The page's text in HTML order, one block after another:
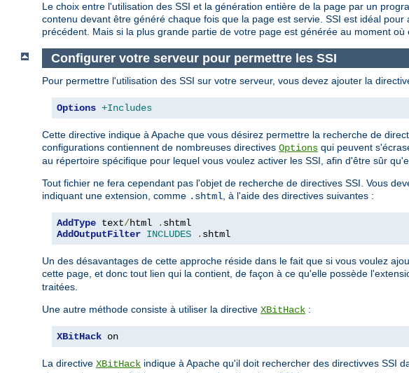
Le choix entre l'utilisation des SSI et la génération entière de la page par un
contenu devant être généré chaque fois que la page est servie. SSI est idéal
précédent. Mais si la plus grande partie de votre page est générée au moment
Configurer votre serveur pour permettre les SSI
Pour permettre l'utilisation des SSI sur votre serveur, vous devez ajouter la
Options +Includes
Cette directive indique à Apache que vous désirez permettre la recherche de
configurations contiennent de nombreuses directives Options qui peuvent
au répertoire spécifique pour lequel vous voulez activer les SSI, afin d'être sûr
Tout fichier ne fera cependant pas l'objet de recherche de directives SSI. Vous
indiquant une extension, comme .shtml, à l'aide des directives suivantes :
AddType text/html .
AddOutputFilter INCLUDES . shtml
Un des désavantages de cette approche réside dans le fait que si vous voulez
cette page, et donc tout lien qui la contient, de façon à ce qu'elle possède
traitées.
Une autre méthode consiste à utiliser la directive XBitHack :
XBitHack on
La directive XBitHack indique à Apache qu'il doit rechercher des directivves SSI